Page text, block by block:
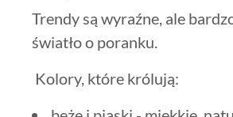
Trendy są wyraźne, ale
światło o poranku.
Kolory, które królują: